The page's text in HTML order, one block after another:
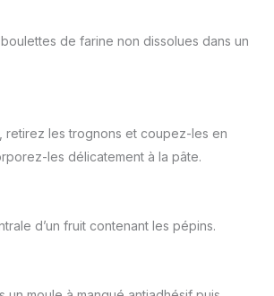
de farine non dissolues dans un
retirez les trognons et coupez-les en
les délicatement à la pâte.
d’un fruit contenant les pépins.